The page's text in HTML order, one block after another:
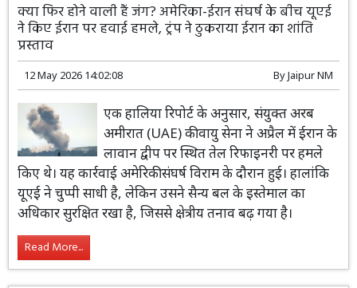
क्या फिर होने वाली हैं जंग? अमेरिका-ईरान संघर्ष के बीच यूएई
ने किए ईरान पर हवाई हमले, ट्रंप ने ठुकराया ईरान का शांति
प्रस्ताव
12 May 2026 14:02:08 ByJaipur NM
एक हालिया रिपोर्ट के अनुसार, संयुक्त अरब
अमीरात (UAE) की वायु सेना ने अप्रैल में ईरान के
लावान द्वीप पर स्थित तेल रिफाइनरी पर हमले
किए थे। यह कार्रवाई अमेरिकी संघर्ष विराम के दौरान हुई। हालांकि
यूएई ने चुप्पी साधी है, लेकिन उसने सैन्य बल के इस्तेमाल का
अधिकार सुरक्षित रखा है, जिससे क्षेत्रीय तनाव बढ़ गया है।
Read More...